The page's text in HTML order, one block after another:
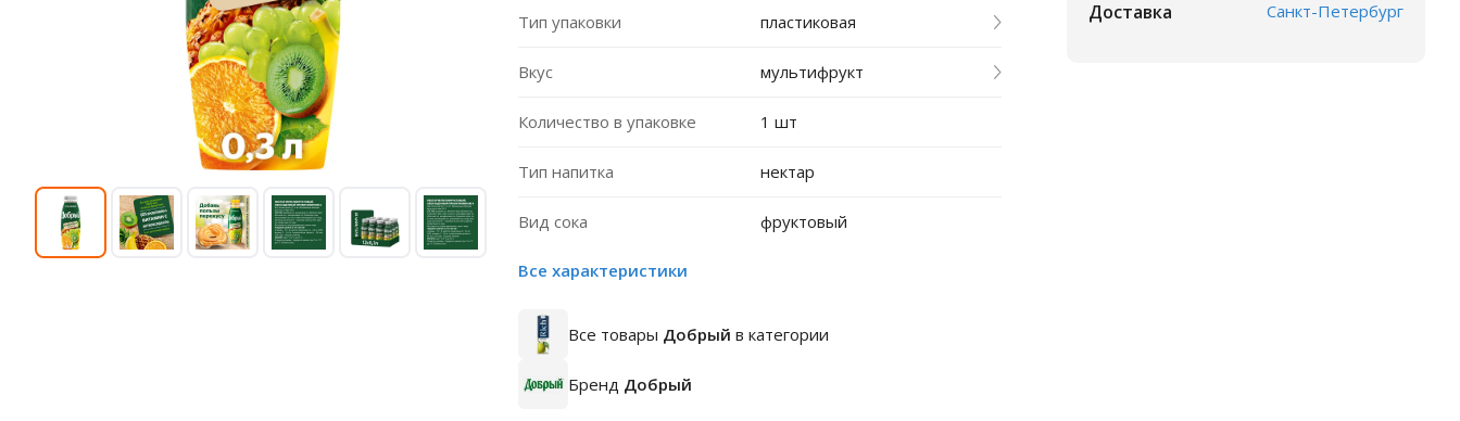
Тип упаковки пластиковая
Вкус мультифрукт
Количество в упаковке 1 шт
Тип напитка нектар
Вид сока фруктовый
Все характеристики
Все товары Добрый в категории
Бренд Добрый
Доставка Санкт-Петербург